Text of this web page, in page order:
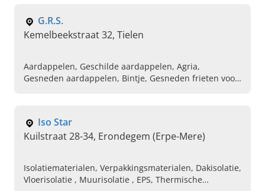
G.R.S.
Kemelbeekstraat 32, Tielen
Aardappelen, Geschilde aardappelen, Agria,
Gesneden aardappelen, Bintje, Gesneden frieten voor
Iso Star
Kuilstraat 28-34, Erondegem (Erpe-Mere)
Isolatiematerialen, Verpakkingsmaterialen, Dakisolatie,
Vloerisolatie , Muurisolatie , EPS, Thermische